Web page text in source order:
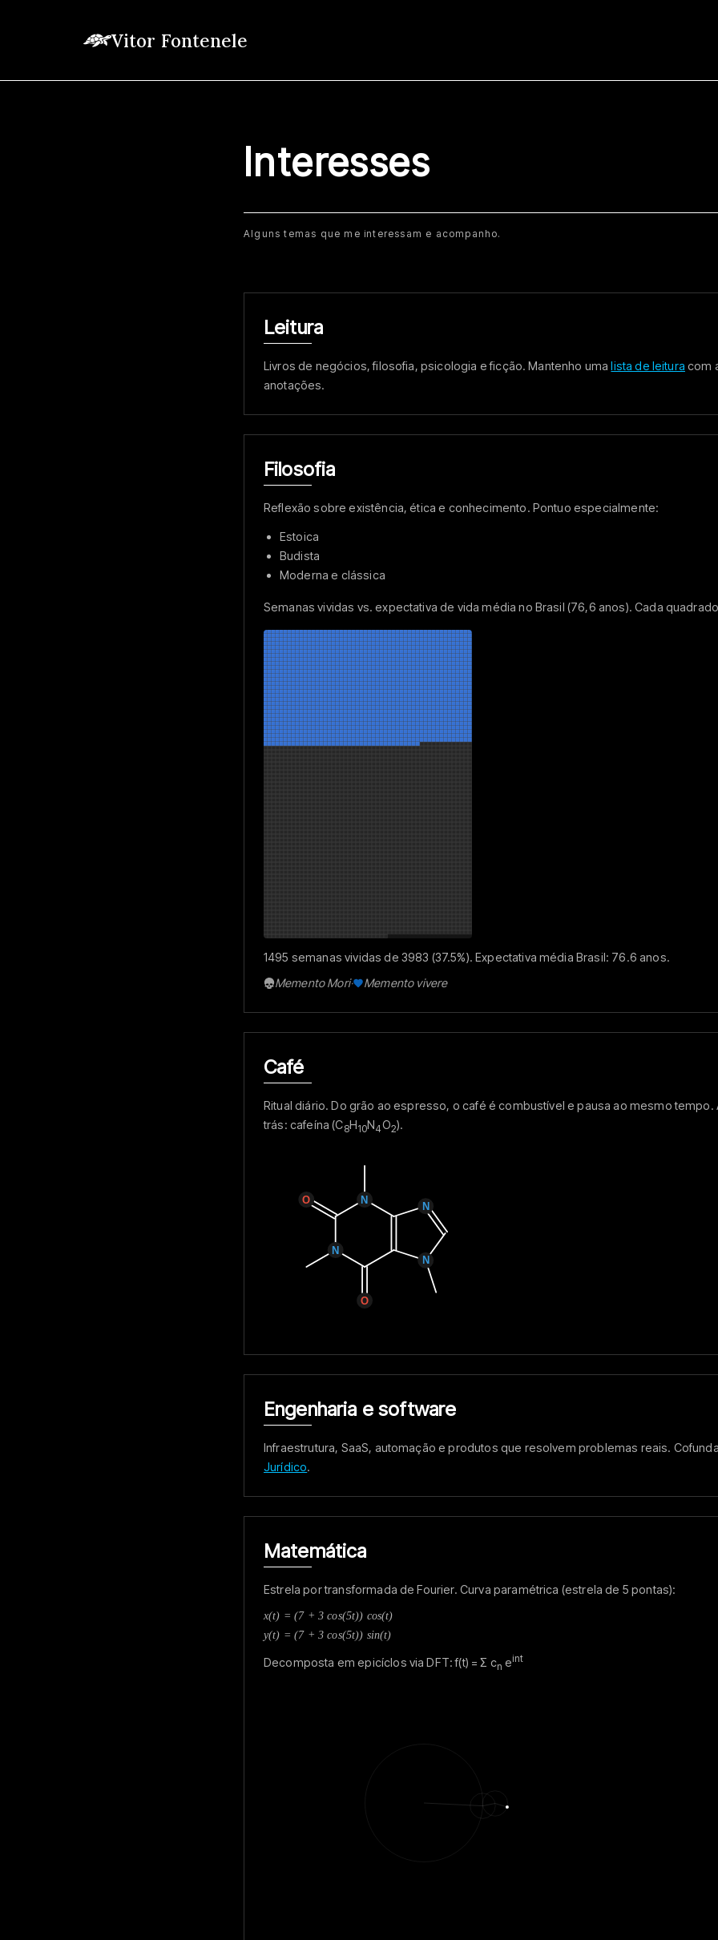
Vitor Fontenele
Interesses
Alguns temas que me interessam e acompanho.
Leitura
Livros de negócios, filosofia, psicologia e ficção. Mantenho umalista de leitura com
anotações.
Filosofia
Reflexão sobre existência, ética e conhecimento. Pontuo especialmente:
Estoica
Budista
Moderna e clássica
Semanas vividas vs. expectativa de vida média no Brasil (76,6 anos). Cada
1495 semanas vividas de 3983 (37.5%). Expectativa média Brasil: 76.6 anos.
Memento Mori· Memento vivere
Café
Ritual diário. Do grão ao espresso, o café é combustível e pausa ao mesmo tempo.
trás: cafeína (C8H10N4O2).
Engenharia e software
Infraestrutura, SaaS, automação e produtos que resolvem problemas reais.
Jurídico.
Matemática
Estrela por transformada de Fourier. Curva paramétrica (estrela de 5 pontas):
x(t) = (7 + 3 cos(5t)) cos(t)
y(t) = (7 + 3 cos(5t)) sin(t)
Decomposta em epicíclos via DFT: f(t) = Σ cn eint